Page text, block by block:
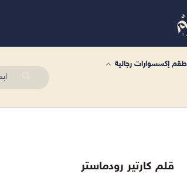
طقم إكسسوارات رجالية
قلم كارتير رودماستر